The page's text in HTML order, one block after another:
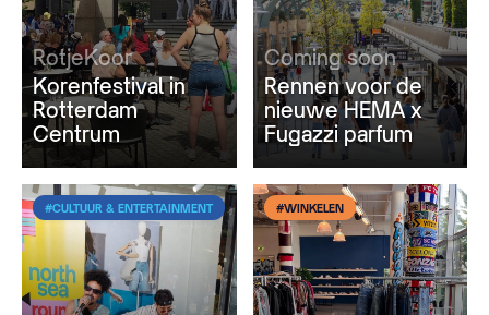
RotjeKoor
Korenfestival in
Rotterdam
Centrum
Coming soon
Rennen voor de
nieuwe HEMA x
Fugazzi parfum
#CULTUUR & ENTERTAINMENT #WINKELEN